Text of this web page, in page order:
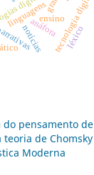
linguagensensinotecnologia digital
digitais
anáfora léxico
notícias
pensamento de
teoria de Chomsky
Moderna